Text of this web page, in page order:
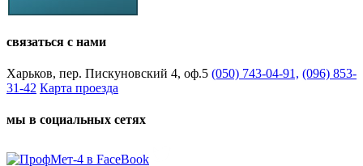
связаться с нами
Харьков, пер. Пискуновский 4, оф.5 (050) 743-04-91, (096) 853-
31-42 Карта проезда
мы в социальных сетях